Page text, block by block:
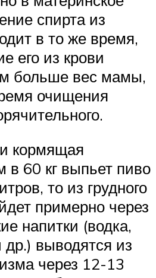
спирта из
в то же время,
его из крови
больше вес мамы,
очищения
кормящая
60 кг выпьет пиво
то из грудного
примерно через
напитки (водка,
др.) выводятся из
через 12-13